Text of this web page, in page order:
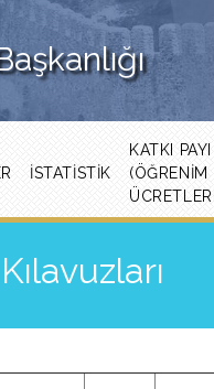
İSTATISTIK
KATKI PAYI
(ÖĞRENIM